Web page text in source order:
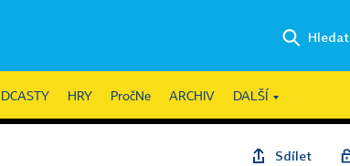
Hledat
HRY PročNe ARCHIV DALŠÍ
Sdílet